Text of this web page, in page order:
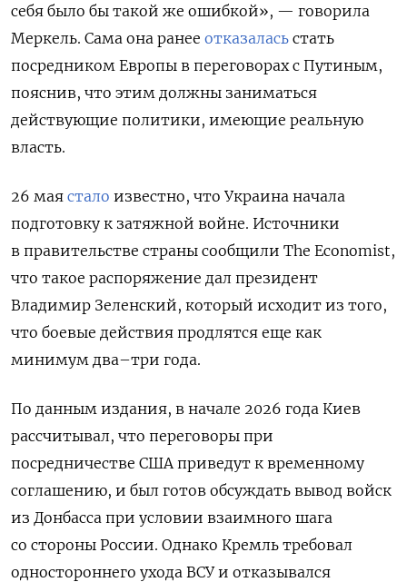
себя было бы такой же ошибкой», — говорила
Меркель. Сама она ранее отказалась стать
посредником Европы в переговорах с Путиным,
пояснив, что этим должны заниматься
действующие политики, имеющие реальную
власть.
26 мая стало известно, что Украина начала
подготовку к затяжной войне. Источники
в правительстве страны сообщили The Economist,
что такое распоряжение дал президент
Владимир Зеленский, который исходит из того,
что боевые действия продлятся еще как
минимум два–три года.
По данным издания, в начале 2026 года Киев
рассчитывал, что переговоры при
посредничестве США приведут к временному
соглашению, и был готов обсуждать вывод войск
из Донбасса при условии взаимного шага
со стороны России. Однако Кремль требовал
одностороннего ухода ВСУ и отказывался